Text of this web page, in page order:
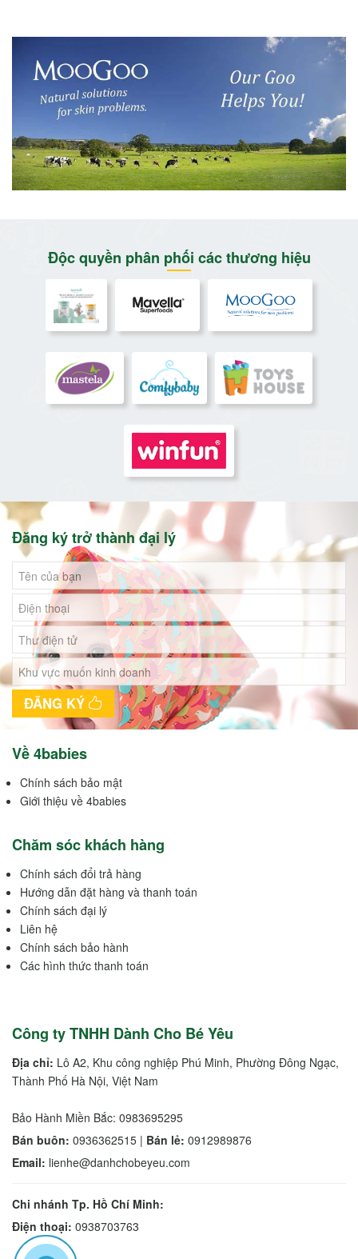
Độc quyền phân phối các thương hiệu
Đăng ký trở thành đại lý
ĐĂNG KÝ
Về 4babies
Chính sách bảo mật
Giới thiệu về 4babies
Chăm sóc khách hàng
Chính sách đổi trả hàng
Hướng dẫn đặt hàng và thanh toán
Chính sách đại lý
Liên hệ
Chính sách bảo hành
Các hình thức thanh toán
Công ty TNHH Dành Cho Bé Yêu
Địa chỉ: Lô A2, Khu công nghiệp Phú Minh, Phường Đông Ngạc,
Thành Phố Hà Nội, Việt Nam
Bảo Hành Miền Bắc: 0983695295
Bán buôn: 0936362515 | Bán lẻ: 0912989876
Email: lienhe@danhchobeyeu.com
Chi nhánh Tp. Hồ Chí Minh:
Điện thoại: 0938703763